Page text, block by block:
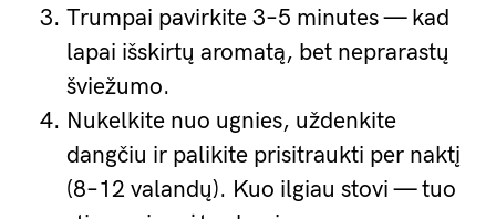
Trumpai pavirkite 3–5 minutes — kad
lapai išskirtų aromatą, bet neprarastų
šviežumo.
Nukelkite nuo ugnies, uždenkite
dangčiu ir palikite prisitraukti per naktį
(8–12 valandų). Kuo ilgiau stovi — tuo